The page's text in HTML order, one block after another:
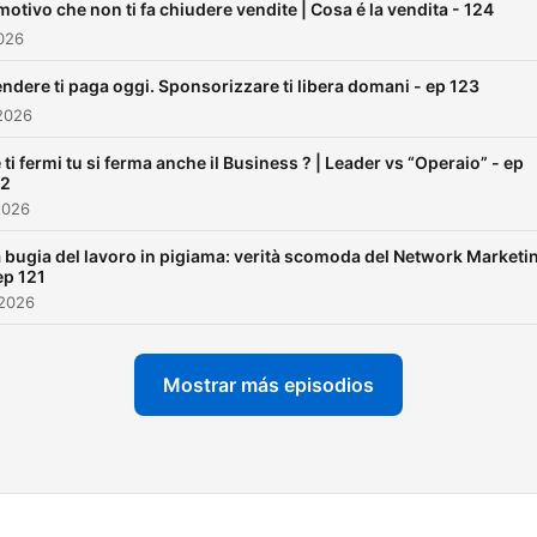
- strategie di marketing
- tecniche di vendita
- interviste con persone che
possono apportare valore
ascoltatori
in questo business
che non ti fa chiudere vendite | Cosa é la vendita - 124
ti paga oggi. Sponsorizzare ti libera domani - ep 123
ti fermi tu si ferma anche il Business ? | Leader vs “Operaio” - ep
bugia del lavoro in pigiama: verità scomoda del Network
121
Mostrar más episodios